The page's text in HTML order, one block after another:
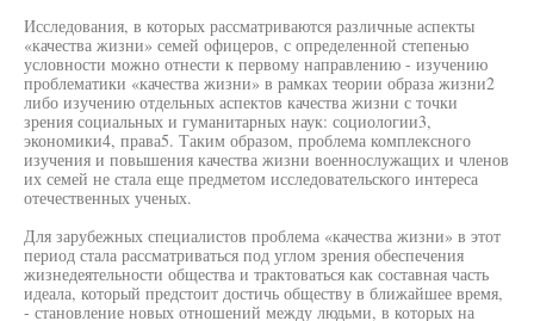
Исследования, в которых рассматриваются различные аспекты
«качества жизни» семей офицеров, с определенной степенью
условности можно отнести к первому направлению - изучению
проблематики «качества жизни» в рамках теории образа жизни2
либо изучению отдельных аспектов качества жизни с точки
зрения социальных и гуманитарных наук: социологии3,
экономики4, права5. Таким образом, проблема комплексного
изучения и повышения качества жизни военнослужащих и членов
их семей не стала еще предметом исследовательского интереса
отечественных ученых.
Для зарубежных специалистов проблема «качества жизни» в этот
период стала рассматриваться под углом зрения обеспечения
жизнедеятельности общества и трактоваться как составная часть
идеала, который предстоит достичь обществу в ближайшее время,
- становление новых отношений между людьми, в которых на